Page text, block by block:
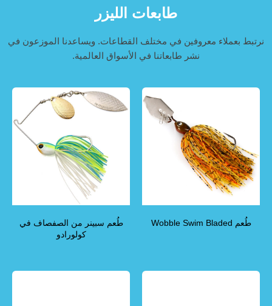
طابعات الليزر
نرتبط بعملاء معروفين في مختلف القطاعات. ويساعدنا الموزعون في
نشر طابعاتنا في الأسواق العالمية.
طُعم Wobble Swim Bladed
طُعم سبينر من الصفصاف في
كولورادو